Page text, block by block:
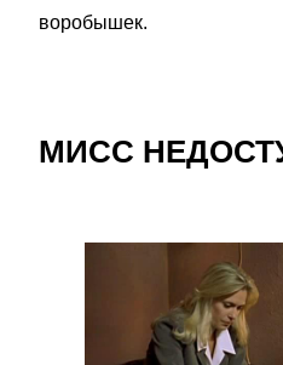
воробышек.
МИСС